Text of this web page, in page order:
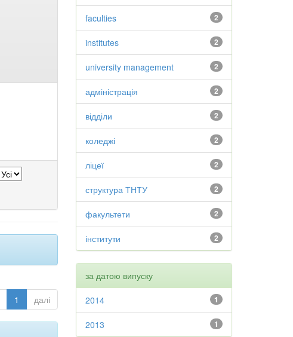
1 далі
2
faculties
2
institutes
2
university management
2
адміністрація
2
відділи
2
коледжі
2
ліцеї
2
структура ТНТУ
2
факультети
2
інститути
за датою випуску
1
2014
1
2013